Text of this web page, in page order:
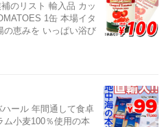
のリスト 輸入品 カッ
1缶 本場イタ
の恵みを いっぱい浴び
ール 年間通して食卓
ム小麦100％使用の本